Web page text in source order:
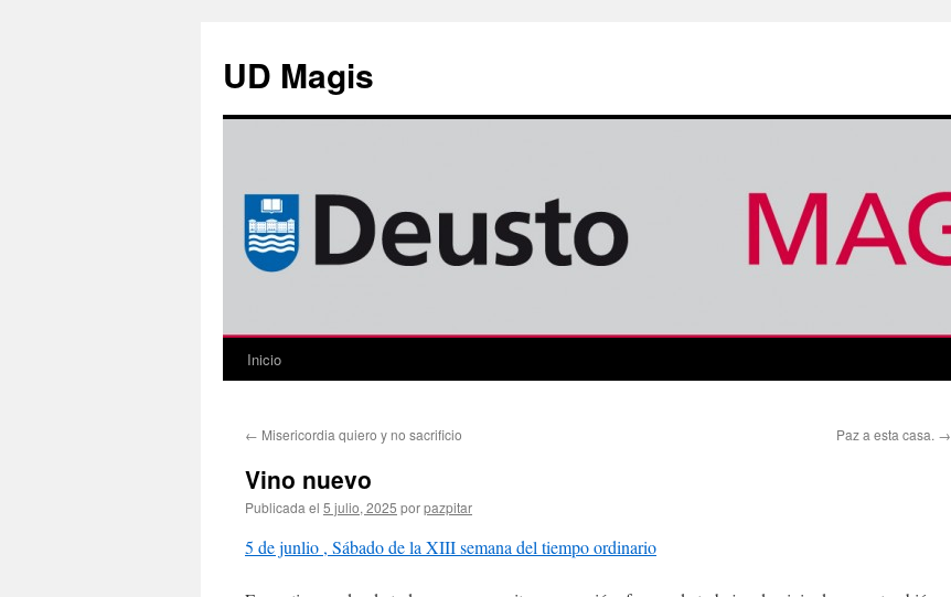
contenido
UD Magis
Inicio
← Misericordia quiero y no sacrificio Paz a esta casa. →
Vino nuevo
Publicada el 5 julio, 2025 porpazpitar
5 de junlio , Sábado de la XIII semana del tiempo ordinario